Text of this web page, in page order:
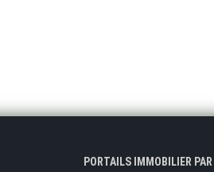
PORTAILS IMMOBILIER PAR